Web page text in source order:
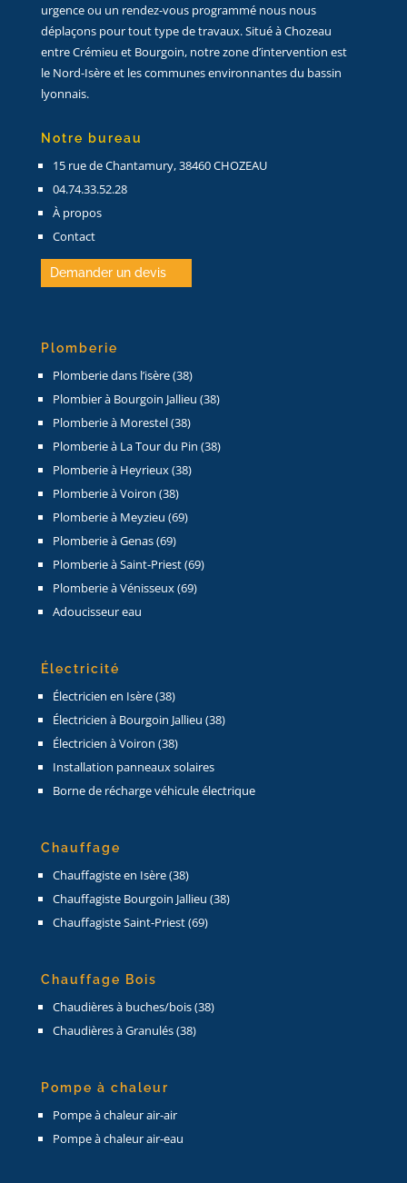
urgence ou un rendez-vous programmé nous nous
déplaçons pour tout type de travaux. Situé à Chozeau
entre Crémieu et Bourgoin, notre zone d’intervention est
le Nord-Isère et les communes environnantes du bassin
lyonnais.
Notre bureau
15 rue de Chantamury, 38460 CHOZEAU
04.74.33.52.28
À propos
Contact
Demander un devis
Plomberie
Plomberie dans l’isère (38)
Plombier à Bourgoin Jallieu (38)
Plomberie à Morestel (38)
Plomberie à La Tour du Pin (38)
Plomberie à Heyrieux (38)
Plomberie à Voiron (38)
Plomberie à Meyzieu (69)
Plomberie à Genas (69)
Plomberie à Saint-Priest (69)
Plomberie à Vénisseux (69)
Adoucisseur eau
Électricité
Électricien en Isère (38)
Électricien à Bourgoin Jallieu (38)
Électricien à Voiron (38)
Installation panneaux solaires
Borne de récharge véhicule électrique
Chauffage
Chauffagiste en Isère (38)
Chauffagiste Bourgoin Jallieu (38)
Chauffagiste Saint-Priest (69)
Chauffage Bois
Chaudières à buches/bois (38)
Chaudières à Granulés (38)
Pompe à chaleur
Pompe à chaleur air-air
Pompe à chaleur air-eau